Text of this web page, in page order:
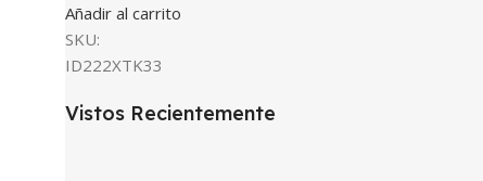
Añadir al carrito
SKU:
ID222XTK33
Vistos Recientemente